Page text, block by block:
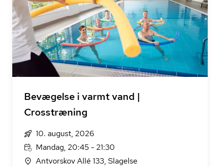
Bevægelse i varmt vand |
Crosstræning
10. august, 2026
Mandag, 20:45 - 21:30
Antvorskov Allé 133, Slagelse